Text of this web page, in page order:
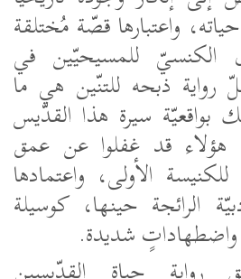
واعتبارها قصّة مُختلقة
للمسيحيّين في
رواية ذبحه للتنّين هي ما
سيرة هذا القدّيس
هؤلاء قد غفلوا عن عمق
الأولى، واعتمادها
الرائجة حينها، كوسيلة
شديدة.